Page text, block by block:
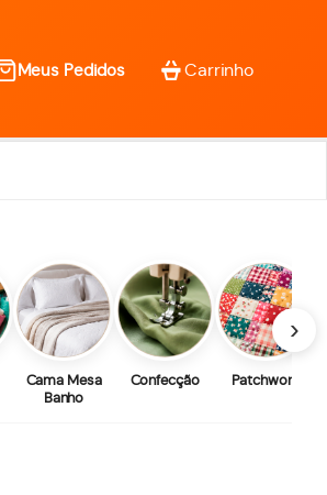
Meus Pedidos
Cama Mesa
Banho
Confecção Patchwork
›